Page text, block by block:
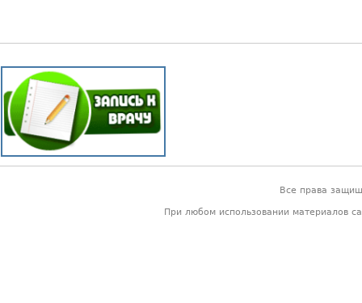
Все права
При любом использовании материалов